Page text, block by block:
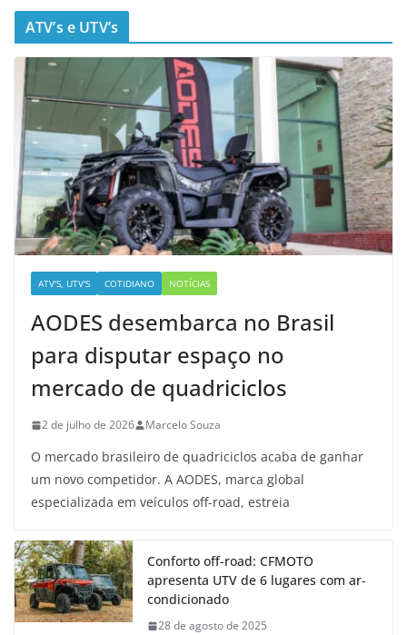
ATV’s e UTV’s
ATV'S, UTV'S COTIDIANO NOTÍCIAS
AODES desembarca no Brasil
para disputar espaço no
mercado de quadriciclos
2 de julho de 2026 Marcelo Souza
O mercado brasileiro de quadriciclos acaba de ganhar
um novo competidor. A AODES, marca global
especializada em veículos off-road, estreia
Conforto off-road: CFMOTO
apresenta UTV de 6 lugares com ar-
condicionado
28 de agosto de 2025